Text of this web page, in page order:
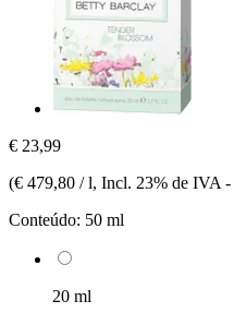
€ 23,99
(€ 479,80 / l, Incl. 23% de IVA -
Conteúdo: 50 ml
20 ml